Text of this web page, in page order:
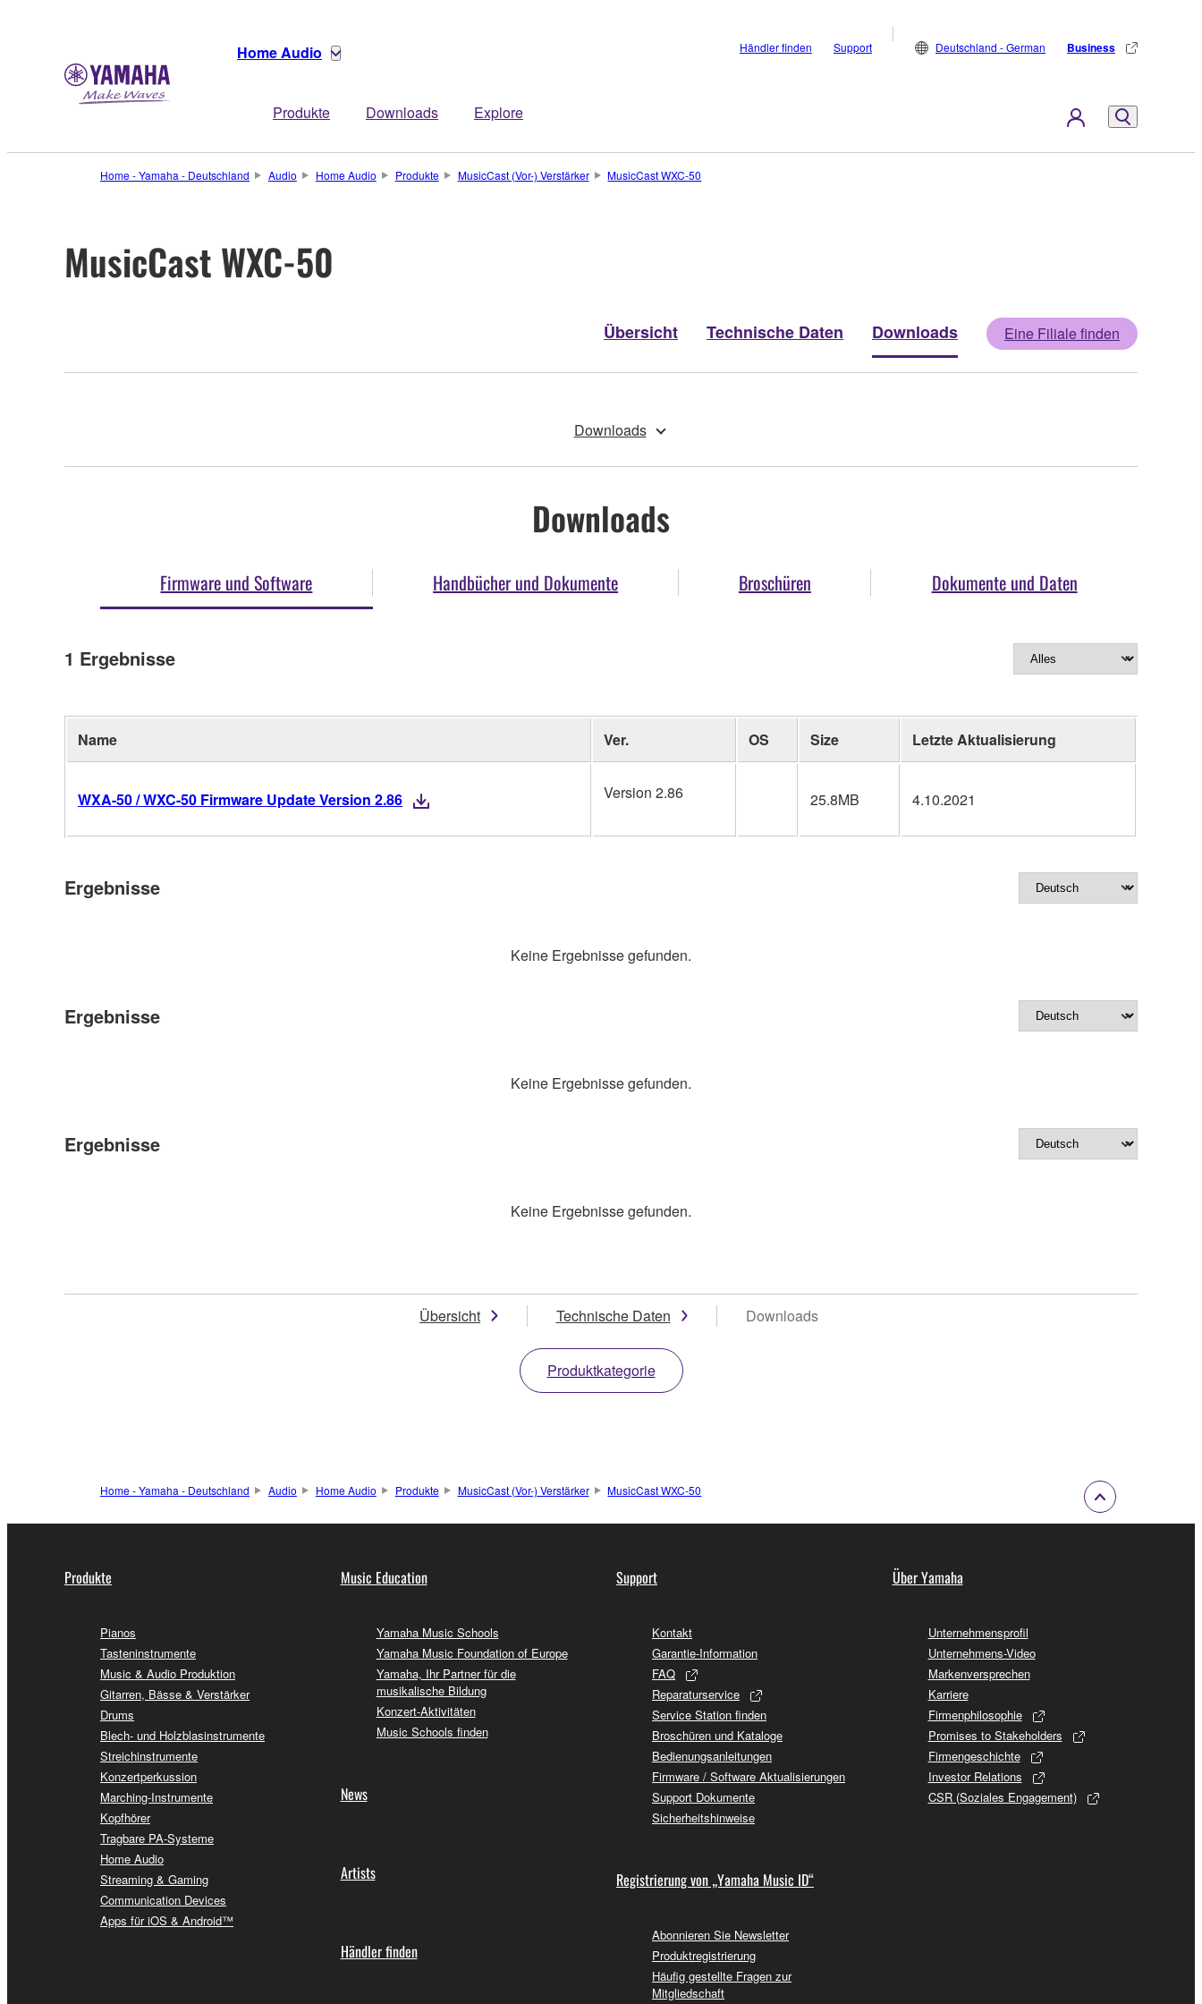
Home Audio
Produkte Downloads Explore
Händler finden Support Deutschland - German Business
Home - Yamaha - Deutschland Audio Home Audio Produkte MusicCast (Vor-) Verstärker MusicCast WXC-50
MusicCast WXC-50
Übersicht Technische Daten Downloads Eine Filiale finden
Downloads
Downloads
Firmware und Software Handbücher und Dokumente Broschüren Dokumente und Daten
1 Ergebnisse
Name Ver. OS Size Letzte Aktualisierung
WXA-50 / WXC-50 Firmware Update Version 2.86 Version 2.86 25.8MB 4.10.2021
Ergebnisse
Keine Ergebnisse gefunden.
Ergebnisse
Keine Ergebnisse gefunden.
Ergebnisse
Keine Ergebnisse gefunden.
Übersicht Technische Daten Downloads
Produktkategorie
Home - Yamaha - Deutschland Audio Home Audio Produkte MusicCast (Vor-) Verstärker MusicCast WXC-50
Produkte
Pianos
Tasteninstrumente
Music & Audio Produktion
Gitarren, Bässe & Verstärker
Drums
Blech- und Holzblasinstrumente
Streichinstrumente
Konzertperkussion
Marching-Instrumente
Kopfhörer
Tragbare PA-Systeme
Home Audio
Streaming & Gaming
Communication Devices
Apps für iOS & Android™
Music Education
Yamaha Music Schools
Yamaha Music Foundation of Europe
Yamaha, Ihr Partner für die
musikalische Bildung
Konzert-Aktivitäten
Music Schools finden
News
Artists
Händler finden
Support
Kontakt
Garantie-Information
FAQ
Reparaturservice
Service Station finden
Broschüren und Kataloge
Bedienungsanleitungen
Firmware / Software Aktualisierungen
Support Dokumente
Sicherheitshinweise
Registrierung von „Yamaha Music ID“
Abonnieren Sie Newsletter
Produktregistrierung
Häufig gestellte Fragen zur
Mitgliedschaft
Über Yamaha
Unternehmensprofil
Unternehmens-Video
Markenversprechen
Karriere
Firmenphilosophie
Promises to Stakeholders
Firmengeschichte
Investor Relations
CSR (Soziales Engagement)